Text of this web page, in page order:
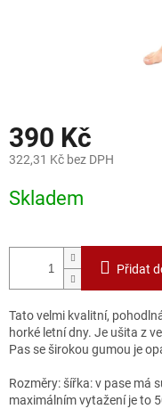
390 Kč
322,31 Kč bez DPH
cena:
Skladem
Přidat
Tato velmi kvalitní,
horké letní dny. Je ušita z
Pas se širokou gumou je
Rozměry: šířka: v pase má
maximálním vytažení je to